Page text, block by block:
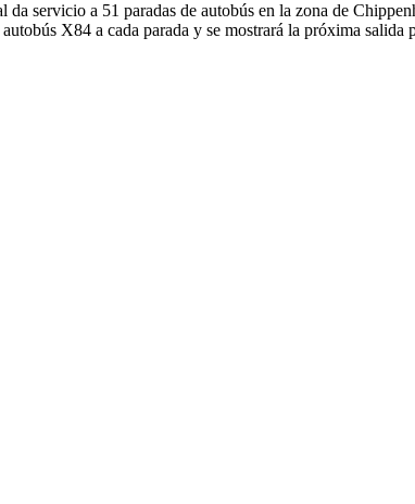
servicio a 51 paradas de autobús en la zona de
X84 a cada parada y se mostrará la próxima